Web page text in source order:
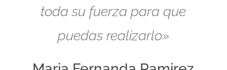
toda su fuerza para que
puedas realizarlo»